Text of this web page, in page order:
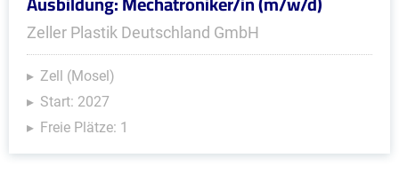
Zeller Plastik Deutschland GmbH
Zell (Mosel)
Start: 2027
Freie Plätze: 1